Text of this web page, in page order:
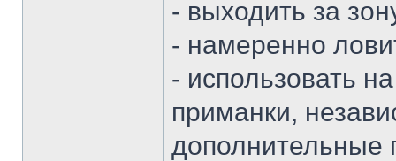
- выходить за
- намеренно
- использовать
приманки,
дополнительные